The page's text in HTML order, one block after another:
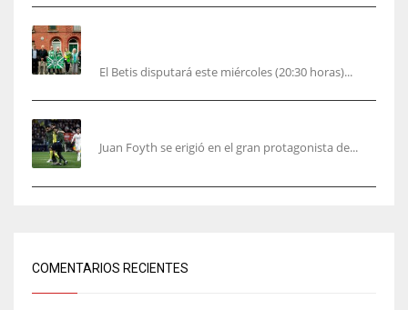
El Betis disputará este miércoles (20:30 horas)...
Juan Foyth se erigió en el gran protagonista de...
COMENTARIOS RECIENTES